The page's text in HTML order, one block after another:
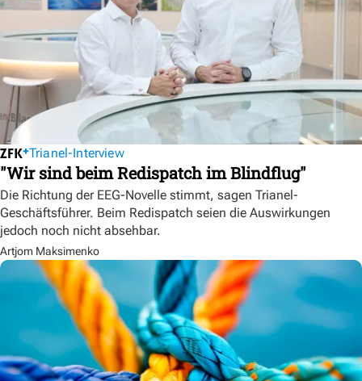
Trianel-Interview
"Wir sind beim Redispatch im Blindflug"
Die Richtung der EEG-Novelle stimmt, sagen Trianel-
Geschäftsführer. Beim Redispatch seien die Auswirkungen
jedoch noch nicht absehbar.
Artjom Maksimenko